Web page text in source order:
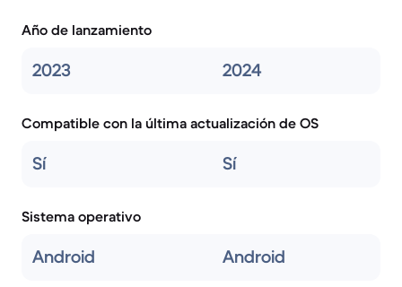
Año de lanzamiento
2023 2024
Compatible con la última actualización de OS
Sí Sí
Sistema operativo
Android Android